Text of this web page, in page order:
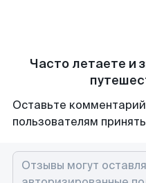
Часто летаете и
Оставьте
пользователям